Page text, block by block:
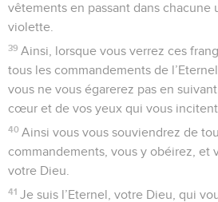
vêtements en passant dans chacune
violette.
39 Ainsi, lorsque vous verrez ces
tous les commandements de
vous ne vous égarerez pas en
cœur et de vos yeux qui vous incitent
40 Ainsi vous vous souviendrez de
commandements, vous y obéirez, et
votre Dieu.
41 Je suis l’Eternel, votre Dieu, qui